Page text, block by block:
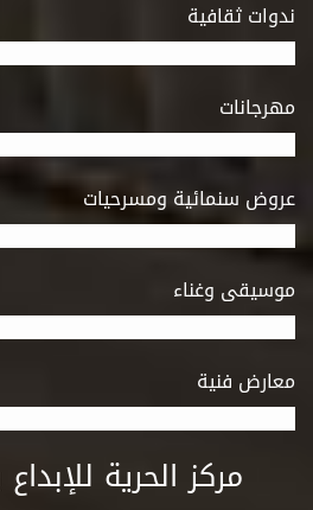
ندوات ثقافية
مهرجانات
عروض سنمائية ومسرحيات
موسيقى وغناء
معارض فنية
مركز الحرية